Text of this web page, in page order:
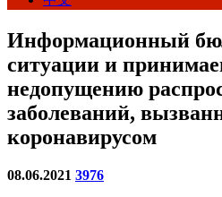
Информационный
ситуации и
недопущению
заболеваний,
коронавирусом
08.06.2021 3976